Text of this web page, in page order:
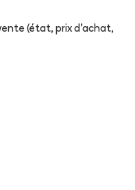
(état, prix d'achat,